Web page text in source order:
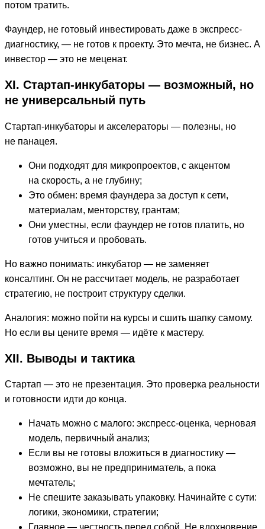
потом тратить.
Фаундер, не готовый инвестировать даже в экспресс-
диагностику, — не готов к проекту. Это мечта, не бизнес. А
инвестор — это не меценат.
XI. Стартап-инкубаторы — возможный, но
не универсальный путь
Стартап-инкубаторы и акселераторы — полезны, но
не панацея.
Они подходят для микропроектов, с акцентом
на скорость, а не глубину;
Это обмен: время фаундера за доступ к сети,
материалам, менторству, грантам;
Они уместны, если фаундер не готов платить, но
готов учиться и пробовать.
Но важно понимать: инкубатор — не заменяет
консалтинг. Он не рассчитает модель, не разработает
стратегию, не построит структуру сделки.
Аналогия: можно пойти на курсы и сшить шапку самому.
Но если вы цените время — идёте к мастеру.
XII. Выводы и тактика
Стартап — это не презентация. Это проверка реальности
и готовности идти до конца.
Начать можно с малого: экспресс-оценка, черновая
модель, первичный анализ;
Если вы не готовы вложиться в диагностику —
возможно, вы не предприниматель, а пока
мечтатель;
Не спешите заказывать упаковку. Начинайте с сути:
логики, экономики, стратегии;
Главное — честность перед собой. Не вдохновение,